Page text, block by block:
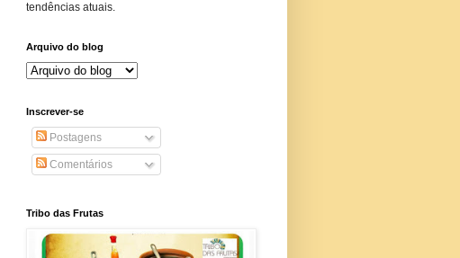
tendências atuais.
Arquivo do blog
Inscrever-se
Postagens
Comentários
Tribo das Frutas